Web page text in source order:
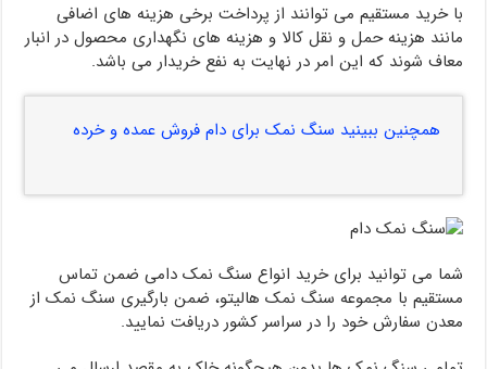
با خرید مستقیم می‌ توانند از پرداخت برخی هزینه‌ های اضافی
مانند هزینه حمل و نقل کالا و هزینه های نگهداری محصول در انبار
معاف شوند که این امر در نهایت به نفع خریدار می باشد.
همچنین ببینید سنگ نمک برای دام فروش عمده و خرده
شما می توانید برای خرید انواع سنگ نمک دامی ضمن تماس
مستقیم با مجموعه سنگ نمک هالیتو، ضمن بارگیری سنگ نمک از
معدن سفارش خود را در سراسر کشور دریافت نمایید.